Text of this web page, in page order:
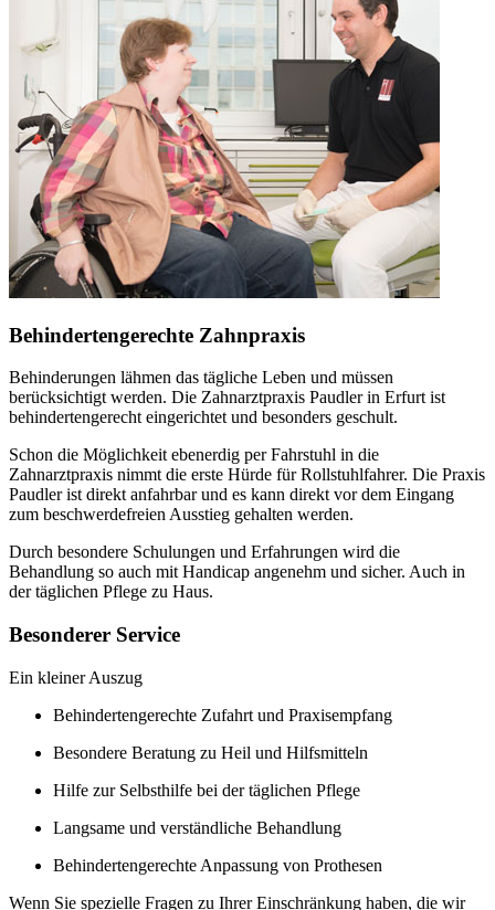
Behindertengerechte Zahnpraxis
Behinderungen lähmen das tägliche Leben und müssen
berücksichtigt werden. Die Zahnarztpraxis Paudler in Erfurt ist
behindertengerecht eingerichtet und besonders geschult.
Schon die Möglichkeit ebenerdig per Fahrstuhl in die
Zahnarztpraxis nimmt die erste Hürde für Rollstuhlfahrer. Die Praxis
Paudler ist direkt anfahrbar und es kann direkt vor dem Eingang
zum beschwerdefreien Ausstieg gehalten werden.
Durch besondere Schulungen und Erfahrungen wird die
Behandlung so auch mit Handicap angenehm und sicher. Auch in
der täglichen Pflege zu Haus.
Besonderer Service
Ein kleiner Auszug
Behindertengerechte Zufahrt und Praxisempfang
Besondere Beratung zu Heil und Hilfsmitteln
Hilfe zur Selbsthilfe bei der täglichen Pflege
Langsame und verständliche Behandlung
Behindertengerechte Anpassung von Prothesen
Wenn Sie spezielle Fragen zu Ihrer Einschränkung haben, die wir